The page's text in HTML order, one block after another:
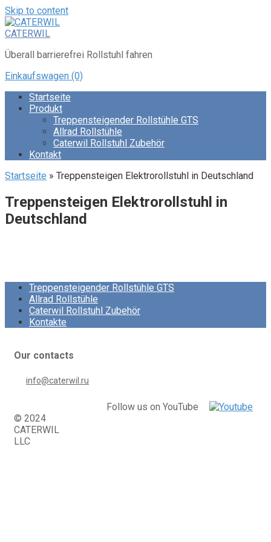
Skip to content
CATERWIL
Überall barrierefrei Rollstuhl fahren
Einkaufswagen (0)
Startseite
Produkt
Treppensteigender Rollstühle GTS
Allrad Rollstühle
Caterwil Rollstuhl Zubehör
Kontakt
Startseite » Treppensteigen Elektrorollstuhl in Deutschland
Treppensteigen Elektrorollstuhl in
Deutschland
Treppensteigender Rollstühle GTS
Allrad Rollstühle
Caterwil Rollstuhl Zubehör
Kontakte
Our contacts
info@caterwil.ru
Follow us on YouTube
© 2024
CATERWIL
LLC